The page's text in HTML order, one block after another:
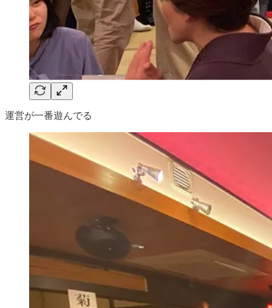
運営が一番遊んでる